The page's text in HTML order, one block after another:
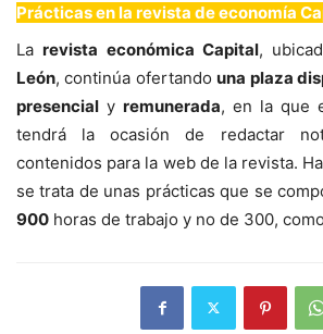
Prácticas en la revista de economía
Larevista económica Capital,
León, continúa ofertandouna plaza
presencial y remunerada, en la que
tendrá la ocasión de redactar
contenidos para la web de la revista.
se trata de unas prácticas que se
900 horas de trabajo y no de 300,